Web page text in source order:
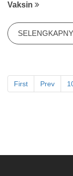
Vaksin
First Prev